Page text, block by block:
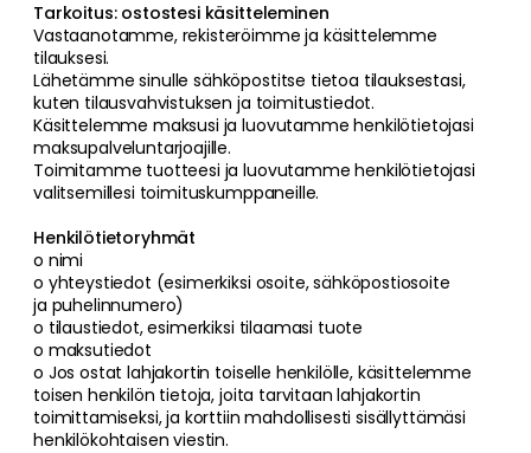
Tarkoitus: ostostesi käsitteleminen
Vastaanotamme, rekisteröimme ja käsittelemme
tilauksesi.
Lähetämme sinulle sähköpostitse tietoa tilauksestasi,
kuten tilausvahvistuksen ja toimitustiedot.
Käsittelemme maksusi ja luovutamme henkilötietojasi
maksupalveluntarjoajille.
Toimitamme tuotteesi ja luovutamme henkilötietojasi
valitsemillesi toimituskumppaneille.
Henkilötietoryhmät
o nimi
o yhteystiedot (esimerkiksi osoite, sähköpostiosoite
ja puhelinnumero)
o tilaustiedot, esimerkiksi tilaamasi tuote
o maksutiedot
o Jos ostat lahjakortin toiselle henkilölle, käsittelemme
toisen henkilön tietoja, joita tarvitaan lahjakortin
toimittamiseksi, ja korttiin mahdollisesti sisällyttämäsi
henkilökohtaisen viestin.